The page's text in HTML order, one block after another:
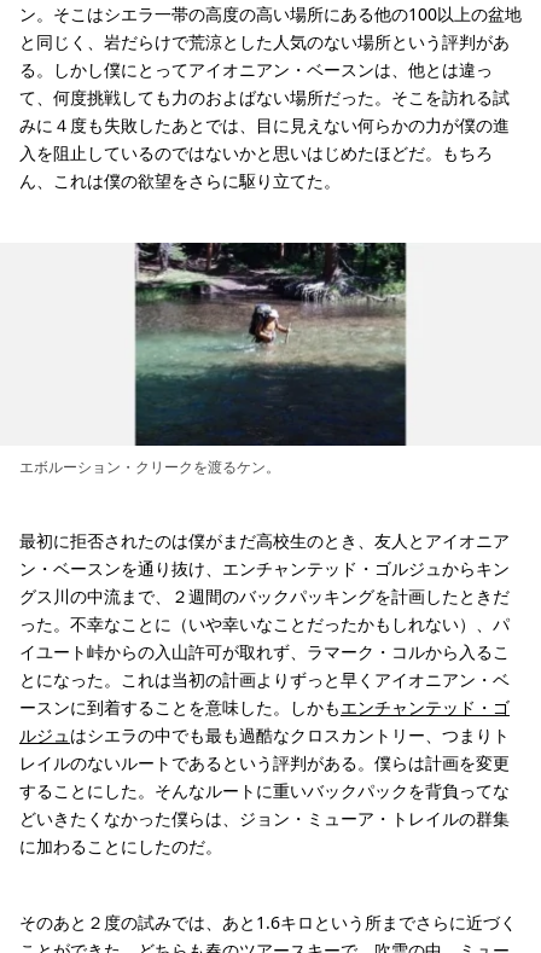
ン。そこはシエラ一帯の高度の高い場所にある他の100以上の盆地
と同じく、岩だらけで荒涼とした人気のない場所という評判があ
る。しかし僕にとってアイオニアン・ベースンは、他とは違っ
て、何度挑戦しても力のおよばない場所だった。そこを訪れる試
みに４度も失敗したあとでは、目に見えない何らかの力が僕の進
入を阻止しているのではないかと思いはじめたほどだ。もちろ
ん、これは僕の欲望をさらに駆り立てた。
エボルーション・クリークを渡るケン。
最初に拒否されたのは僕がまだ高校生のとき、友人とアイオニア
ン・ベースンを通り抜け、エンチャンテッド・ゴルジュからキン
グス川の中流まで、２週間のバックパッキングを計画したときだ
った。不幸なことに（いや幸いなことだったかもしれない）、パ
イユート峠からの入山許可が取れず、ラマーク・コルから入るこ
とになった。これは当初の計画よりずっと早くアイオニアン・ベ
ースンに到着することを意味した。しかもエンチャンテッド・ゴ
ルジュはシエラの中でも最も過酷なクロスカントリー、つまりト
レイルのないルートであるという評判がある。僕らは計画を変更
することにした。そんなルートに重いバックパックを背負ってな
どいきたくなかった僕らは、ジョン・ミューア・トレイルの群集
に加わることにしたのだ。
そのあと２度の試みでは、あと1.6キロという所までさらに近づく